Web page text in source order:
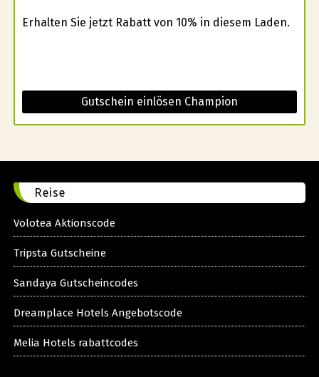
Erhalten Sie jetzt Rabatt von 10% in diesem Laden.
Gutschein einlösen Champion
Reise
Volotea Aktionscode
Tripsta Gutscheine
Sandaya Gutscheincodes
Dreamplace Hotels Angebotscode
Melia Hotels rabattcodes